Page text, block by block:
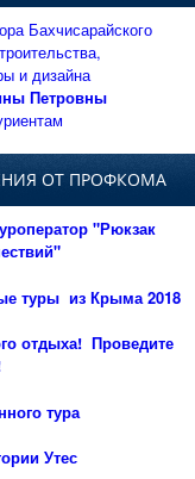
Бахчисарайского
и дизайна
Петровны
ОТ ПРОФКОМА
"Рюкзак
туры из Крыма 2018
отдыха! Проведите
тура
Утес